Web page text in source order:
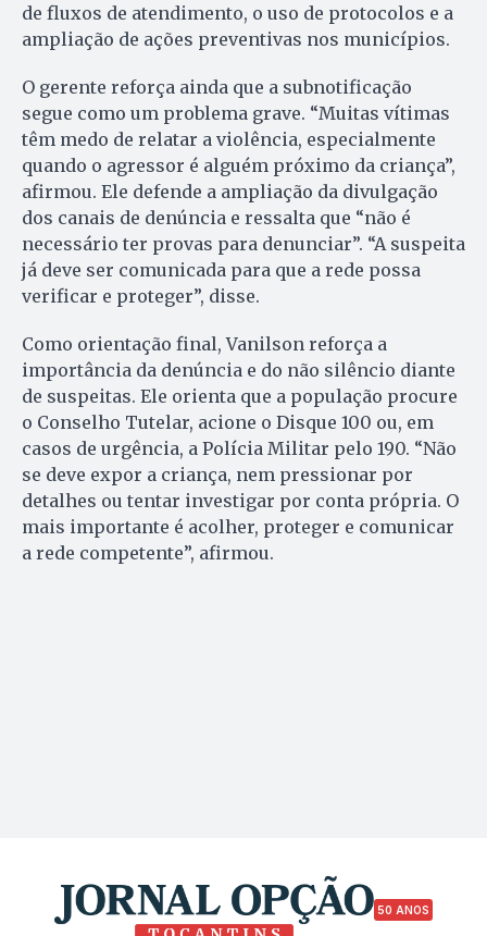
de fluxos de atendimento, o uso de protocolos e a
ampliação de ações preventivas nos municípios.
O gerente reforça ainda que a subnotificação
segue como um problema grave. “Muitas vítimas
têm medo de relatar a violência, especialmente
quando o agressor é alguém próximo da criança”,
afirmou. Ele defende a ampliação da divulgação
dos canais de denúncia e ressalta que “não é
necessário ter provas para denunciar”. “A suspeita
já deve ser comunicada para que a rede possa
verificar e proteger”, disse.
Como orientação final, Vanilson reforça a
importância da denúncia e do não silêncio diante
de suspeitas. Ele orienta que a população procure
o Conselho Tutelar, acione o Disque 100 ou, em
casos de urgência, a Polícia Militar pelo 190. “Não
se deve expor a criança, nem pressionar por
detalhes ou tentar investigar por conta própria. O
mais importante é acolher, proteger e comunicar
a rede competente”, afirmou.
50 ANOS